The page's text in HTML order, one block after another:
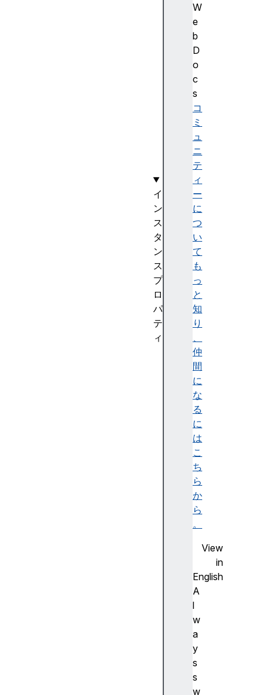
W
e
b
D
o
c
s
コ
ミ
ュ
ニ
テ
ィ
ー
に
つ
い
て
も
っ
と
知
り
、
仲
間
に
な
る
に
は
こ
ち
ら
か
ら
。
View
in
English
A
l
w
a
y
s
s
w
イ
ン
ス
タ
ン
ス
プ
ロ
パ
テ
ィ